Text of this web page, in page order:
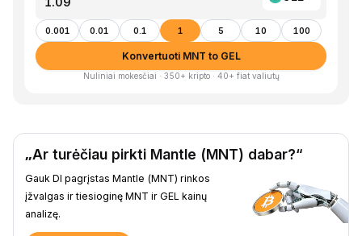
0.001 0.01 0.1 1 5 10 100
Konvertuoti MNT to GEL
Nuliniai mokesčiai · 350+ kripto · 40+ fiat valiutų
„Ar turėčiau pirkti Mantle (MNT) dabar?“
Gauk DI pagrįstas Mantle (MNT) rinkos
įžvalgas ir tiesioginę MNT ir GEL kainų
analizę.